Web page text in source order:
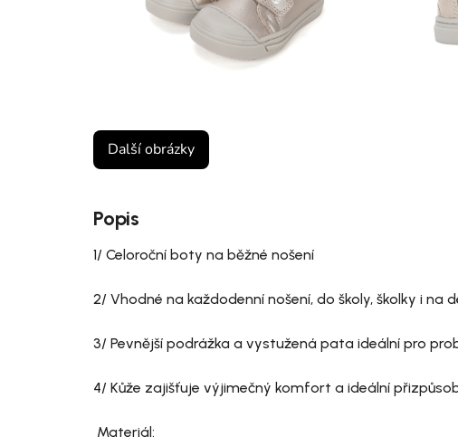
Další obrázky
Popis
1/ Celoroční boty na běžné nošení
2/ Vhodné na každodenní nošení, do školy, školky i na
3/ Pevnější podrážka a vystužená pata ideální pro
4/ Kůže zajišťuje výjimečný komfort a ideální
Materiál: